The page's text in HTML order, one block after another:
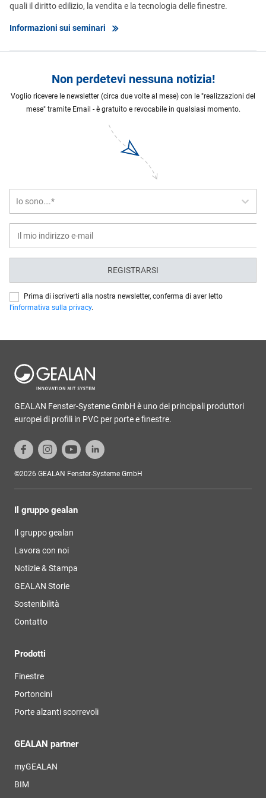
quali il diritto edilizio, la vendita e la tecnologia delle finestre.
Informazioni sui seminari
Non perdetevi nessuna notizia!
Voglio ricevere le newsletter (circa due volte al mese) con le "realizzazioni del
mese" tramite Email - è gratuito e revocabile in qualsiasi momento.
Io sono….*
REGISTRARSI
Prima di iscriverti alla nostra newsletter, conferma di aver letto
l'informativa sulla privacy.
GEALAN Fenster-Systeme GmbH è uno dei principali produttori
europei di profili in PVC per porte e finestre.
©2026 GEALAN Fenster-Systeme GmbH
Il gruppo gealan
Il gruppo gealan
Lavora con noi
Notizie & Stampa
GEALAN Storie
Sostenibilità
Contatto
Prodotti
Finestre
Portoncini
Porte alzanti scorrevoli
GEALAN partner
myGEALAN
BIM